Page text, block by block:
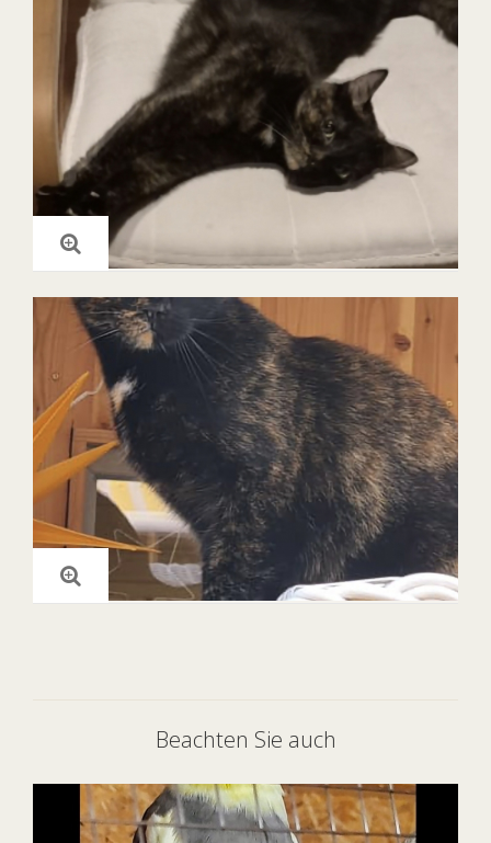
Beachten Sie auch